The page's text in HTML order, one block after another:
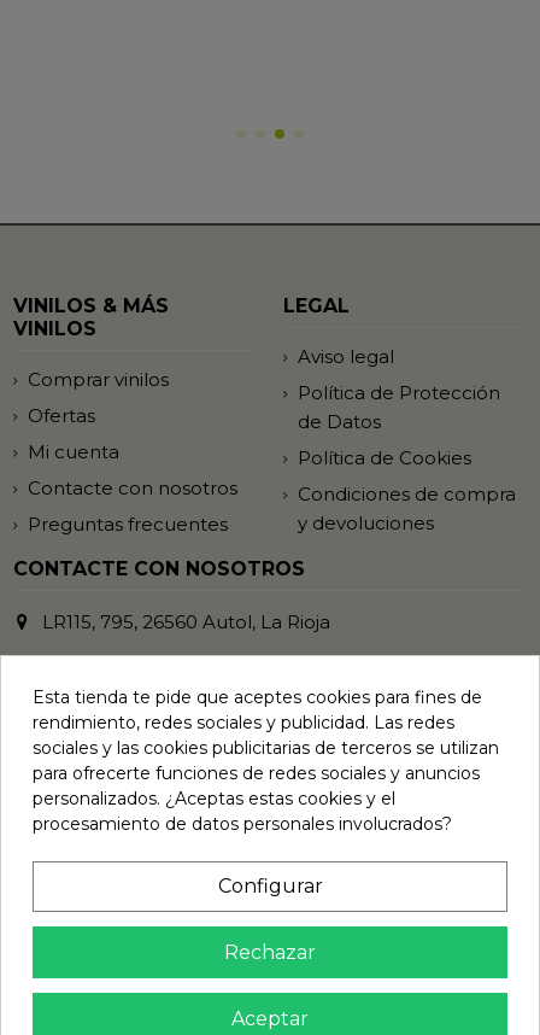
VINILOS & MÁS
VINILOS
Comprar vinilos
Ofertas
Mi cuenta
Contacte con nosotros
Preguntas frecuentes
LEGAL
Aviso legal
Política de Protección
de Datos
Política de Cookies
Condiciones de compra
y devoluciones
CONTACTE CON NOSOTROS
LR115, 795, 26560 Autol, La Rioja
info@vinilosymasvinilos.com
REDES SOCIALES
BOLETÍN DE NOTICIAS
Puede darse de baja en cualquier
momento. Para ello, consulte nuestra
Esta tienda te pide que aceptes cookies para fines de
rendimiento, redes sociales y publicidad. Las redes
sociales y las cookies publicitarias de terceros se utilizan
para ofrecerte funciones de redes sociales y anuncios
personalizados. ¿Aceptas estas cookies y el
procesamiento de datos personales involucrados?
Configurar
Rechazar
Aceptar